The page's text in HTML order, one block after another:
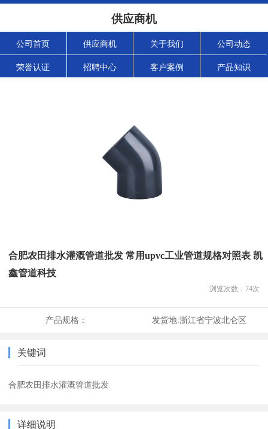
供应商机
公司首页 供应商机 关于我们 公司动态
荣誉认证 招聘中心 客户案例 产品知识
合肥农田排水灌溉管道批发 常用upvc工业管道规格对照表 凯
鑫管道科技
浏览次数： 74次
产品规格： 发货地:浙江省宁波北仑区
关键词
合肥农田排水灌溉管道批发
详细说明